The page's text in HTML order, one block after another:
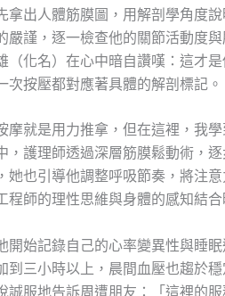
拿出人體筋膜圖，用解剖學角度
嚴謹，逐一檢查他的關節活動度
（化名）在心中暗自讚嘆：這才
次按壓都對應著具體的解剖標記。
摩就是用力推拿，但在這裡，我
，護理師透過深層筋膜鬆動術，
她也引導他調整呼吸節奏，將注
程師的理性思維與身體的感知結
開始記錄自己的心率變異性與睡
到三小時以上，晨間血壓也趨於
誠服地告訴周遭朋友：「這裡的